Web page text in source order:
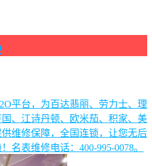
平台，为百达翡丽、劳力士、理
、江诗丹顿、欧米茄、积家、美
维修保障，全国连锁，让您无后
名表维修电话：400-995-0078。